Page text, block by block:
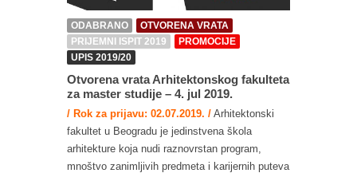
ODABRANO
OTVORENA VRATA
PRIJEMNI ISPIT 2019
PROMOCIJE
UPIS 2019/20
Otvorena vrata Arhitektonskog fakulteta
za master studije – 4. jul 2019.
/ Rok za prijavu: 02.07.2019. / Arhitektonski
fakultet u Beogradu je jedinstvena škola
arhitekture koja nudi raznovrstan program,
mnoštvo zanimljivih predmeta i karijernih puteva